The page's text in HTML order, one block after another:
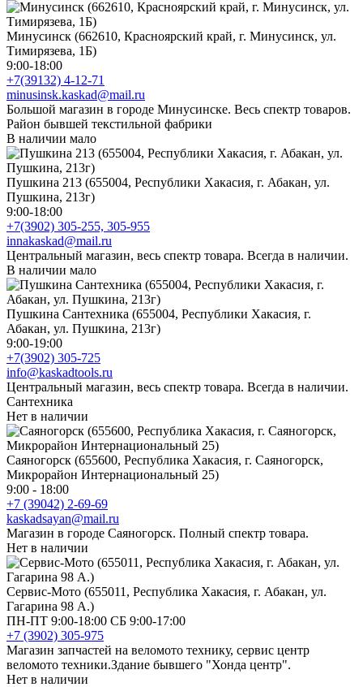
Минусинск (662610, Красноярский край, г. Минусинск, ул.
Тимирязева, 1Б)
9:00-18:00
+7(39132) 4-12-71
minusinsk.kaskad@mail.ru
Большой магазин в городе Минусинске. Весь спектр товаров.
Район бывшей текстильной фабрики
В наличии мало
Пушкина 213 (655004, Республики Хакасия, г. Абакан, ул.
Пушкина, 213г)
9:00-18:00
+7(3902) 305-255, 305-955
innakaskad@mail.ru
Центральный магазин, весь спектр товара. Всегда в наличии.
В наличии мало
Пушкина Сантехника (655004, Республики Хакасия, г.
Абакан, ул. Пушкина, 213г)
9:00-19:00
+7(3902) 305-725
info@kaskadtools.ru
Центральный магазин, весь спектр товара. Всегда в наличии.
Сантехника
Нет в наличии
Саяногорск (655600, Республика Хакасия, г. Саяногорск,
Микрорайон Интернациональный 25)
9:00 - 18:00
+7 (39042) 2-69-69
kaskadsayan@mail.ru
Магазин в городе Саяногорск. Полный спектр товара.
Нет в наличии
Сервис-Мото (655011, Республика Хакасия, г. Абакан, ул.
Гагарина 98 А.)
ПН-ПТ 9:00-18:00 СБ 9:00-17:00
+7 (3902) 305-975
Магазин запчастей на веломото технику, сервис центр
веломото техники.Здание бывшего "Хонда центр".
Нет в наличии